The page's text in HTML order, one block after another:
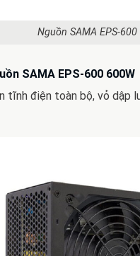
Nguồn SAMA EPS-600
SAMA EPS-600 600W
tĩnh điện toàn bộ, vỏ dập